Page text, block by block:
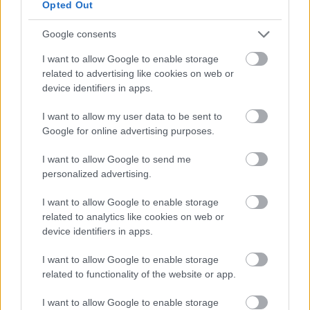
Opted Out
Google consents
I want to allow Google to enable storage
related to advertising like cookies on web or
device identifiers in apps.
I want to allow my user data to be sent to
Google for online advertising purposes.
I want to allow Google to send me
personalized advertising.
I want to allow Google to enable storage
related to analytics like cookies on web or
device identifiers in apps.
I want to allow Google to enable storage
related to functionality of the website or app.
I want to allow Google to enable storage
Először kaphat videojáték
Hugo-díjat
A sci-fi és fantasyirodalom rangos kitüntetését
2021-ben már videojáték kategóriában is
odaítélik.
Unmute Loaded:
21.86%
Számtalanszor megtapasztaltuk már, hogy interaktív